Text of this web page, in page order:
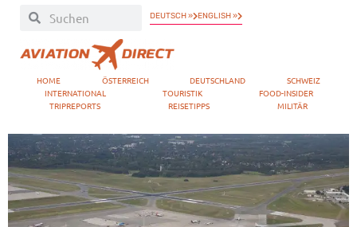
DEUTSCH » ENGLISH »
HOME ÖSTERREICH DEUTSCHLAND
SCHWEIZ
INTERNATIONAL
TOURISTIK
FOOD-INSIDER
TRIPREPORTS
REISETIPPS MILITÄR